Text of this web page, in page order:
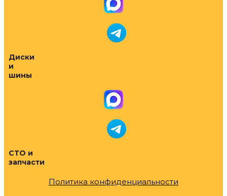
Диски
и
шины
СТО и
запчасти
Политика конфиденциальности